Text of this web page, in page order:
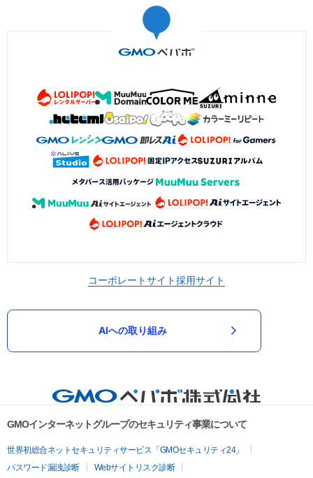
コーポレートサイト採用サイト
AIへの取り組み
GMOインターネットグループのセキュリティ事業について
世界初総合ネットセキュリティサービス「GMOセキュリティ24」
パスワード漏洩診断
Webサイトリスク診断